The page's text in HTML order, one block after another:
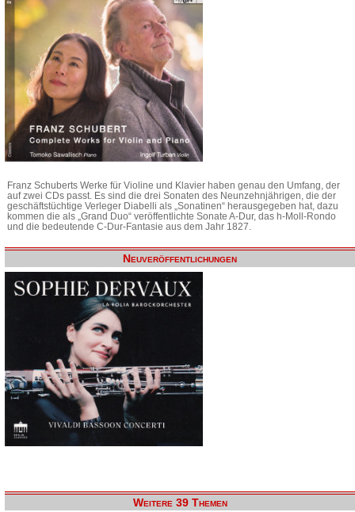
Franz Schuberts Werke für Violine und Klavier haben genau den Umfang, der
auf zwei CDs passt. Es sind die drei Sonaten des Neunzehnjährigen, die der
geschäftstüchtige Verleger Diabelli als „Sonatinen“ herausgegeben hat, dazu
kommen die als „Grand Duo“ veröffentlichte Sonate A-Dur, das h-Moll-Rondo
und die bedeutende C-Dur-Fantasie aus dem Jahr 1827.
Neuveröffentlichungen
Weitere 39 Themen